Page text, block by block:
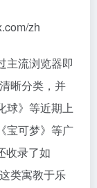
zh
主流浏览器即
晰分类，并
球》等近期上
宝可梦》等广
收录了如
类寓教于乐